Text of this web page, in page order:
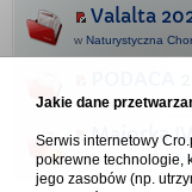
Valalta
w Naturystyczna
wRegiony i
Majorka
wHiszpania - España
Jakie dane
Serwis internetowy
pokrewne technologie,
jego zasobów (np.